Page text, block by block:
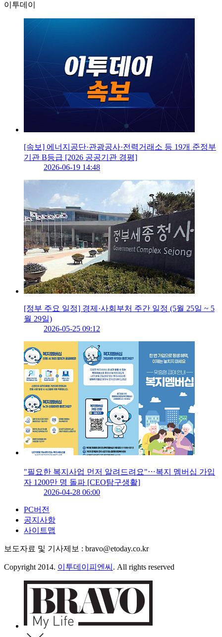
이투데이
[속보] 에너지공단·관광공사·전력거래소 등 19개 준정부
기관 B등급 [2026 공공기관 경평]
2026-06-19 14:48
[정부 주요 일정] 경제·사회부처 주간 일정 (5월 25일 ~ 5
월 29일)
2026-05-25 09:12
"필요한 복지사업 먼저 알려드려요"⋯복지 멤버십 가입
자 1200만 명 돌파 [CEO탐구생활]
2026-04-28 06:00
PC버전
공지사항
사이트맵
보도자료 및 기사제보 : bravo@etoday.co.kr
Copyright 2014. 이투데이피엔씨 . All rights reserved